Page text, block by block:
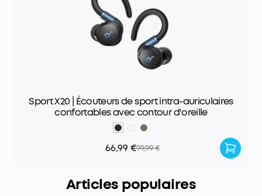
Sport X20 | Écouteurs de sport intra-auriculaires
confortables avec contour d'oreille
66,99 €99,99 €
Articles populaires